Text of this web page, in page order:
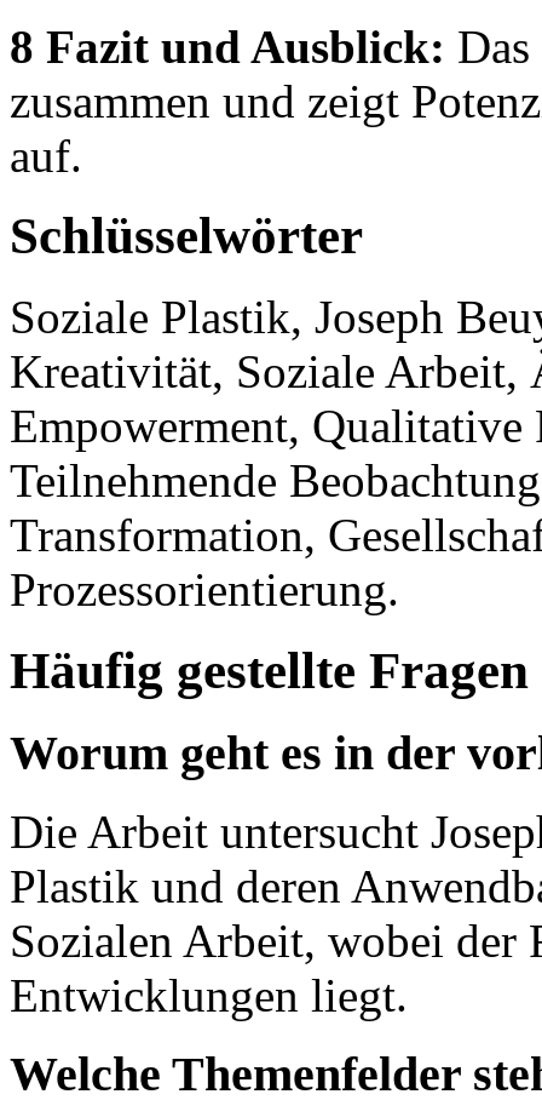
8 Fazit und Ausblick:
zusammen und zeigt
auf.
Schlüsselwörter
Soziale Plastik, Joseph
Kreativität, Soziale Arbeit,
Empowerment,
Teilnehmende
Transformation,
Prozessorientierung.
Häufig gestellte Fragen
Worum geht es in der
Die Arbeit untersucht
Plastik und deren
Sozialen Arbeit, wobei der
Entwicklungen liegt.
Welche Themenfelder